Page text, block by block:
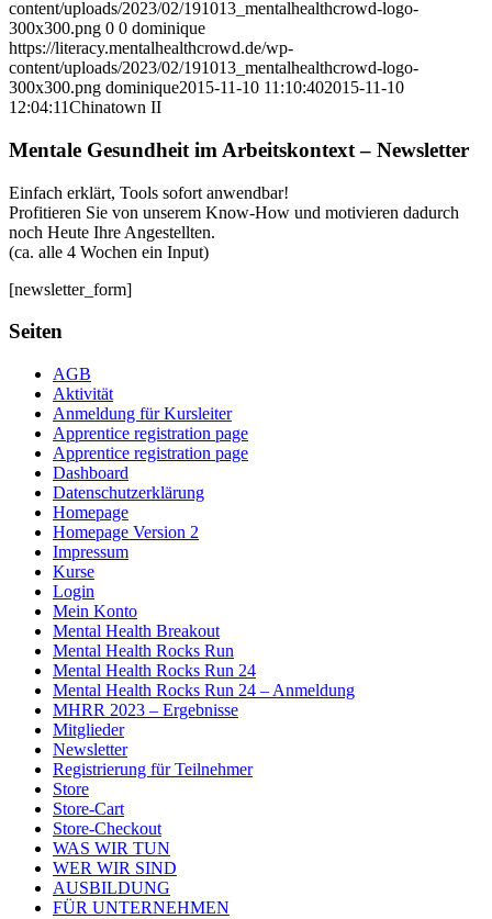
content/uploads/2023/02/191013_mentalhealthcrowd-logo-
300x300.png 0 0 dominique
https://literacy.mentalhealthcrowd.de/wp-
content/uploads/2023/02/191013_mentalhealthcrowd-logo-
300x300.png dominique2015-11-10 11:10:402015-11-10
12:04:11Chinatown II
Mentale Gesundheit im Arbeitskontext – Newsletter
Einfach erklärt, Tools sofort anwendbar!
Profitieren Sie von unserem Know-How und motivieren dadurch
noch Heute Ihre Angestellten.
(ca. alle 4 Wochen ein Input)
[newsletter_form]
Seiten
AGB
Aktivität
Anmeldung für Kursleiter
Apprentice registration page
Apprentice registration page
Dashboard
Datenschutzerklärung
Homepage
Homepage Version 2
Impressum
Kurse
Login
Mein Konto
Mental Health Breakout
Mental Health Rocks Run
Mental Health Rocks Run 24
Mental Health Rocks Run 24 – Anmeldung
MHRR 2023 – Ergebnisse
Mitglieder
Newsletter
Registrierung für Teilnehmer
Store
Store-Cart
Store-Checkout
WAS WIR TUN
WER WIR SIND
AUSBILDUNG
FÜR UNTERNEHMEN